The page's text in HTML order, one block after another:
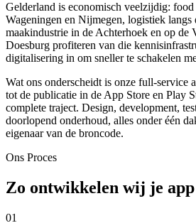
Gelderland is economisch veelzijdig: food
Wageningen en Nijmegen, logistiek langs
maakindustrie in de Achterhoek en op de
Doesburg profiteren van die
digitalisering in om sneller te schakelen
Wat ons onderscheidt is onze full-service
tot de publicatie in de App Store en Play
complete traject. Design, development,
doorlopend onderhoud, alles onder één
eigenaar van de broncode.
Ons Proces
Zo ontwikkelen wij je app
01